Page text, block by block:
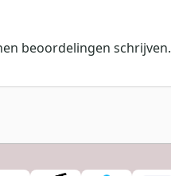
beoordelingen schrijven.